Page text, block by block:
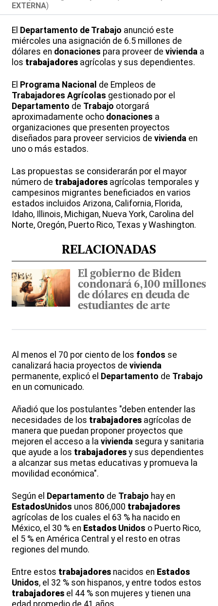
EXTERNA)
El Departamento de Trabajo anunció este
miércoles una asignación de 6.5 millones de
dólares en donaciones para proveer de vivienda a
los trabajadores agrícolas y sus dependientes.
El Programa Nacional de Empleos de
Trabajadores Agrícolas gestionado por el
Departamento de Trabajo otorgará
aproximadamente ocho donaciones a
organizaciones que presenten proyectos
diseñados para proveer servicios de vivienda en
uno o más estados.
Las propuestas se considerarán por el mayor
número de trabajadores agrícolas temporales y
campesinos migrantes beneficiados en varios
estados incluidos Arizona, California, Florida,
Idaho, Illinois, Michigan, Nueva York, Carolina del
Norte, Oregón, Puerto Rico, Texas y Washington.
RELACIONADAS
El gobierno de Biden
condonará 6,100 millones
de dólares en deuda de
estudiantes de arte
Al menos el 70 por ciento de los fondos se
canalizará hacia proyectos de vivienda
permanente, explicó el Departamento de Trabajo
en un comunicado.
Añadió que los postulantes "deben entender las
necesidades de los trabajadores agrícolas de
manera que puedan proponer proyectos que
mejoren el acceso a la vivienda segura y sanitaria
que ayude a los trabajadores y sus dependientes
a alcanzar sus metas educativas y promueva la
movilidad económica".
Según el Departamento de Trabajo hay en
EstadosUnidos unos 806,000 trabajadores
agrícolas de los cuales el 63 % ha nacido en
México, el 30 % en Estados Unidos o Puerto Rico,
el 5 % en América Central y el resto en otras
regiones del mundo.
Entre estos trabajadores nacidos en Estados
Unidos, el 32 % son hispanos, y entre todos estos
trabajadores el 44 % son mujeres y tienen una